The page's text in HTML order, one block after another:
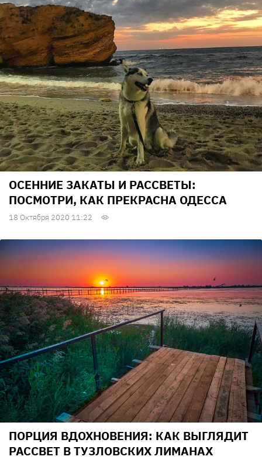
ОСЕННИЕ ЗАКАТЫ И РАССВЕТЫ:
ПОСМОТРИ, КАК ПРЕКРАСНА ОДЕССА
18 Октября 2020 11:22
ПОРЦИЯ ВДОХНОВЕНИЯ: КАК ВЫГЛЯДИТ
РАССВЕТ В ТУЗЛОВСКИХ ЛИМАНАХ